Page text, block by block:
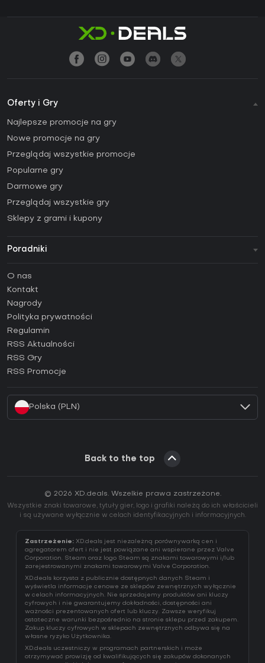
Oferty i Gry
Najlepsze promocje na gry
Nowe promocje na gry
Przeglądaj wszystkie promocje
Popularne gry
Darmowe gry
Przeglądaj wszystkie gry
Sklepy z grami i kupony
Poradniki
Poradniki
Jak aktywować klucz Steam (CD Key)?
Jak aktywować klucz Epic Games (CD Key)?
Jak aktywować klucz GOG (CD Key)?
Jak aktywować klucz Ubisoft Connect (CD Key)?
O nas
Kontakt
Nagrody
Polityka prywatności
Regulamin
RSS Aktualności
RSS Gry
RSS Promocje
Polska (PLN)
Back to the top
© 2026 XD.deals. Wszelkie prawa zastrzeżone.
Wszystkie znaki towarowe, tytuły gier, logo i grafiki należą do ich właścicieli
i są używane wyłącznie w celach identyfikacyjnych i informacyjnych.
Zastrzeżenie: XD.deals jest niezależną porównywarką cen i
agregatorem ofert i nie jest powiązane ani wspierane przez Valve
Corporation. Steam oraz logo Steam są znakami towarowymi i/lub
zarejestrowanymi znakami towarowymi Valve Corporation.
XD.deals korzysta z publicznie dostępnych danych Steam i
wyświetla informacje cenowe ze sklepów zewnętrznych wyłącznie
w celach informacyjnych. Nie sprzedajemy produktów ani kluczy
cyfrowych i nie gwarantujemy dokładności, dostępności ani
ważności prezentowanych ofert lub kluczy. Zawsze weryfikuj
ostateczne warunki bezpośrednio na stronie sklepu przed zakupem.
Zakup kluczy cyfrowych w sklepach zewnętrznych odbywa się na
własne ryzyko Użytkownika.
XD.deals uczestniczy w programach partnerskich i może
otrzymywać prowizję od kwalifikujących się zakupów dokonanych